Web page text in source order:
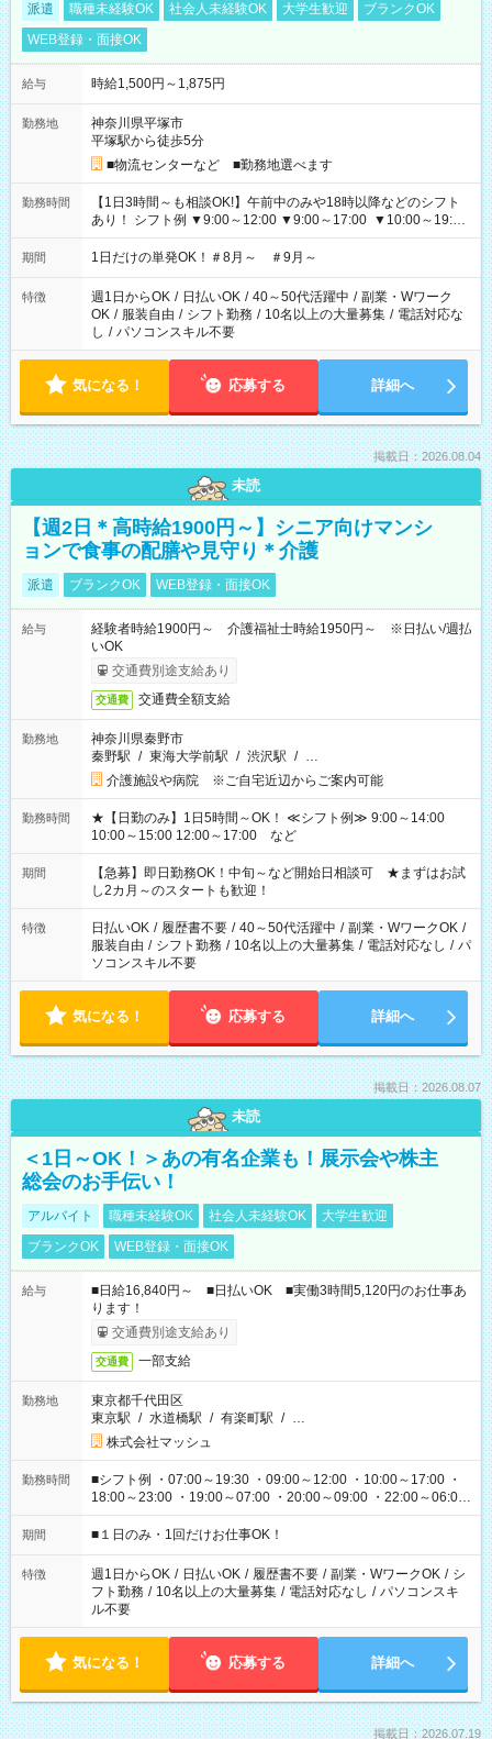
派遣 職種未経験OK 社会人未経験OK 大学生歓迎
ブランクOK
WEB登録・面接OK
給与 時給1,500円～1,875円
勤務地
神奈川県平塚市
平塚駅から徒歩5分
■物流センターなど ■勤務地選べます
勤務時間
【1日3時間～も相談OK!】午前中のみや18時以降などのシフト
あり！ シフト例 ▼9:00～12:00 ▼9:00～17:00 ▼10:00～19:00
▼18:00～21:00
期間 1日だけの単発OK！＃8月～ ＃9月～
特徴 週1日からOK / 日払いOK / 40～50代活躍中 / 副業・Wワーク
OK / 服装自由 / シフト勤務 / 10名以上の大量募集 / 電話対応な
し / パソコンスキル不要
気になる！ 応募する 詳細へ
掲載日：2026.08.04
未読
【週2日＊高時給1900円～】シニア向けマンシ
ョンで食事の配膳や見守り＊介護
派遣 ブランクOK WEB登録・面接OK
給与
経験者時給1900円～ 介護福祉士時給1950円～ ※日払い/週払
いOK
交通費別途支給あり
交通費 交通費全額支給
勤務地
神奈川県秦野市
秦野駅 / 東海大学前駅 / 渋沢駅 / …
介護施設や病院 ※ご自宅近辺からご案内可能
勤務時間
★【日勤のみ】1日5時間～OK！ ≪シフト例≫ 9:00～14:00
10:00～15:00 12:00～17:00 など
期間
【急募】即日勤務OK！中旬～など開始日相談可 ★まずはお試
し2カ月～のスタートも歓迎！
特徴 日払いOK / 履歴書不要 / 40～50代活躍中 / 副業・WワークOK /
服装自由 / シフト勤務 / 10名以上の大量募集 / 電話対応なし / パ
ソコンスキル不要
気になる！ 応募する 詳細へ
掲載日：2026.08.07
未読
＜1日～OK！＞あの有名企業も！展示会や株主
総会のお手伝い！
アルバイト 職種未経験OK 社会人未経験OK
大学生歓迎
ブランクOK
WEB登録・面接OK
給与
■日給16,840円～ ■日払いOK ■実働3時間5,120円のお仕事あ
ります！
交通費別途支給あり
交通費 一部支給
勤務地
東京都千代田区
東京駅 / 水道橋駅 / 有楽町駅 / …
株式会社マッシュ
勤務時間
■シフト例 ・07:00～19:30 ・09:00～12:00 ・10:00～17:00 ・
18:00～23:00 ・19:00～07:00 ・20:00～09:00 ・22:00～06:00
etc ★最短で3時間で5,120円のお仕事から 15時間で2万円近く稼
げるお仕事も！ ご希望のお時間に合わせてご紹介！ ※シフトは
ください！
期間 ■１日のみ・1回だけお仕事OK！
特徴 週1日からOK / 日払いOK / 履歴書不要 / 副業・WワークOK / シ
フト勤務 / 10名以上の大量募集 / 電話対応なし / パソコンスキ
ル不要
気になる！ 応募する 詳細へ
掲載日：2026.07.19